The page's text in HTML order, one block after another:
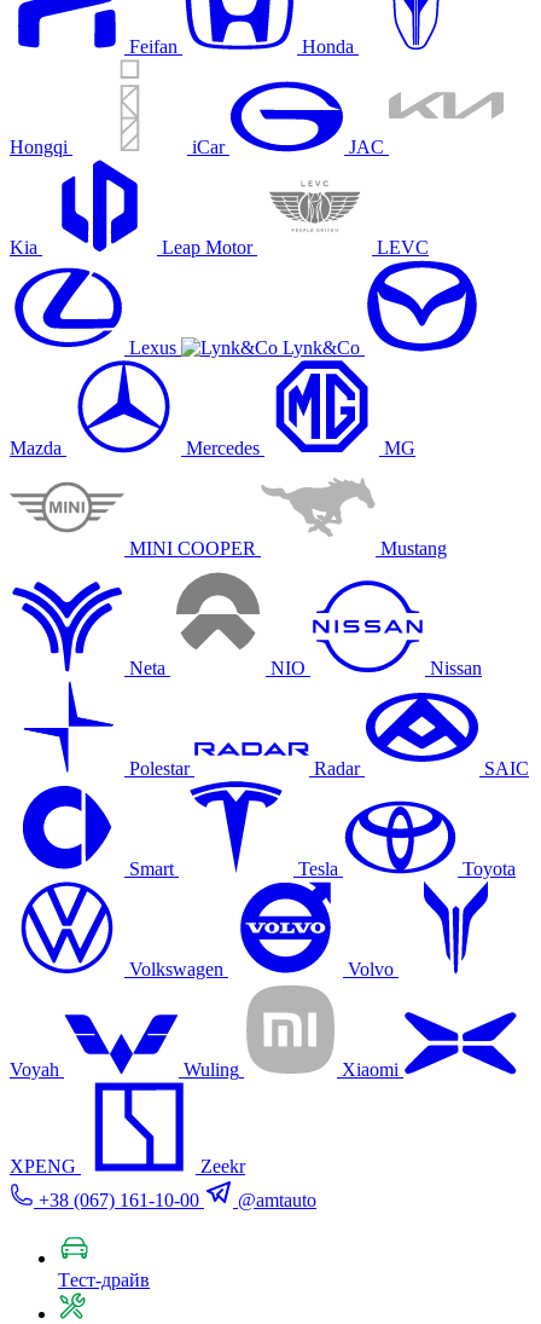
Feifan Honda
Hongqi iCar JAC
Kia Leap Motor LEVC
Lexus Lynk&Co
Mazda Mercedes MG
MINI COOPER Mustang
Neta NIO Nissan
Polestar Radar SAIC
Smart Tesla Toyota
Volkswagen Volvo
Voyah Wuling Xiaomi
XPENG
Zeekr
+38 (067) 161-10-00
@amtauto
Tест-драйв